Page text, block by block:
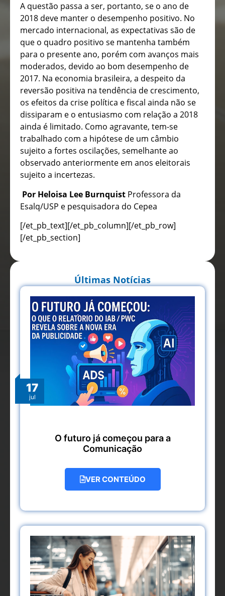
A questão passa a ser, portanto, se o ano de
2018 deve manter o desempenho positivo. No
mercado internacional, as expectativas são de
que o quadro positivo se mantenha também
para o presente ano, porém com avanços mais
moderados, devido ao bom desempenho de
2017. Na economia brasileira, a despeito da
reversão positiva na tendência de crescimento,
os efeitos da crise política e fiscal ainda não se
dissiparam e o entusiasmo com relação a 2018
ainda é limitado. Como agravante, tem-se
trabalhado com a hipótese de um câmbio
sujeito a fortes oscilações, semelhante ao
observado anteriormente em anos eleitorais
sujeito a incertezas.
Por Heloisa Lee Burnquist Professora da
Esalq/USP e pesquisadora do Cepea
[/et_pb_text][/et_pb_column][/et_pb_row]
[/et_pb_section]
Últimas Notícias
17
jul
O futuro já começou para a
Comunicação
VER CONTEÚDO